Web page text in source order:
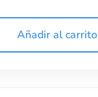
Añadir al carrito